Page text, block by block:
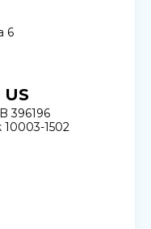
6
396196
10003-1502